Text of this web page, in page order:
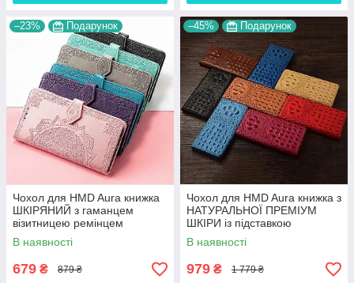
–23% Подарунок
Чохол для HMD Aura книжка
ШКІРЯНИЙ з гаманцем
візитницею ремінцем
підставкою протиударний
"ORNAMENT"
В наявності
679 ₴ 879 ₴
–45% Подарунок
Чохол для HMD Aura книжка з
НАТУРАЛЬНОЇ ПРЕМІУМ
ШКІРИ із підставкою
протиударний магнітний 3D
"CROCOHEAD"
В наявності
979 ₴ 1 779 ₴